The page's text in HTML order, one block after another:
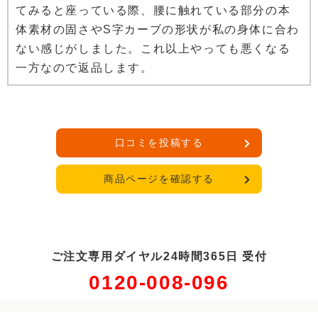
てみると座っている際、腰に触れている部分の本
体素材の固さやS字カーブの形状が私の身体に合わ
ない感じがしました。これ以上やっても悪くなる
一方なので返品します。
口コミを投稿する
商品ページを確認する
ご注文専用ダイヤル24時間365日 受付
0120-008-096